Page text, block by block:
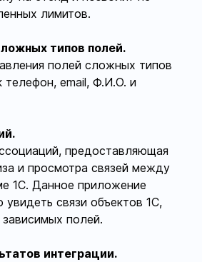
лимитов.
типов полей.
полей сложных типов
телефон, email, Ф.И.О. и
предоставляющая
и просмотра связей между
1С. Данное приложение
увидеть связи объектов 1С,
полей.
интеграции.